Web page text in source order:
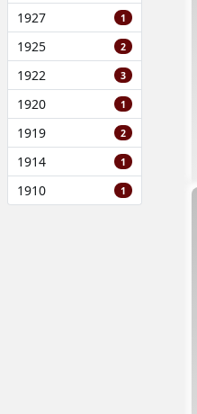
1927 1
1925 2
1922 3
1920 1
1919 2
1914 1
1910 1